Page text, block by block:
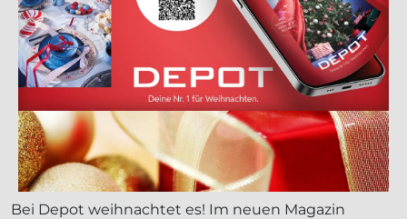
Bei Depot weihnachtet es! Im neuen Magazin